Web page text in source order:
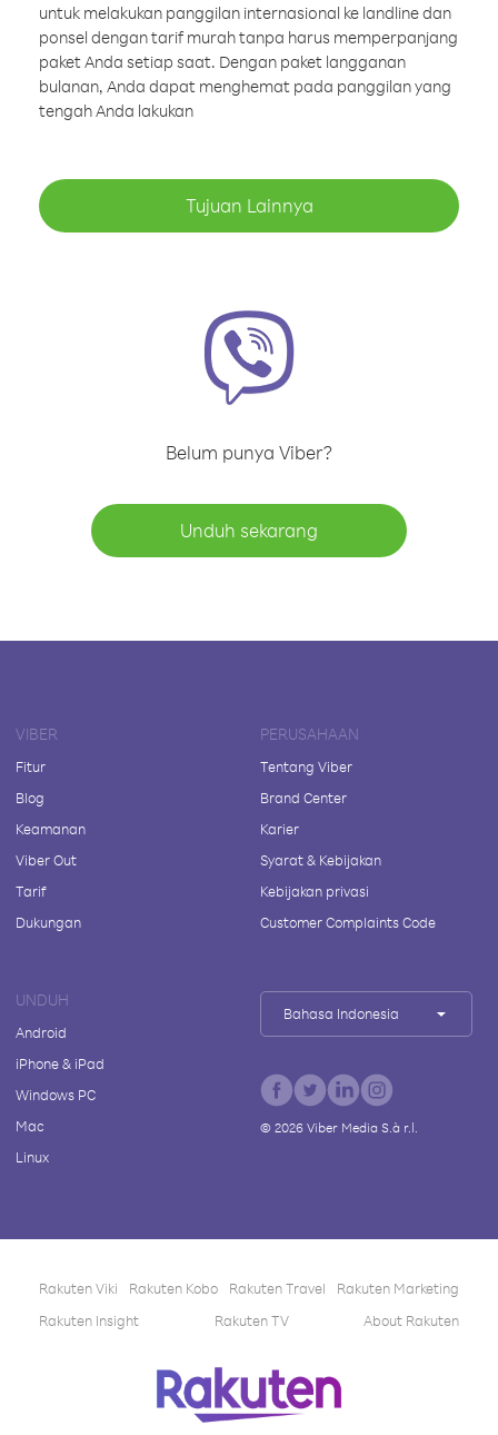
untuk melakukan panggilan internasional ke landline dan
ponsel dengan tarif murah tanpa harus memperpanjang
paket Anda setiap saat. Dengan paket langganan
bulanan, Anda dapat menghemat pada panggilan yang
tengah Anda lakukan
Tujuan Lainnya
Belum punya Viber?
Unduh sekarang
VIBER
Fitur
Blog
Keamanan
Viber Out
Tarif
Dukungan
PERUSAHAAN
Tentang Viber
Brand Center
Karier
Syarat & Kebijakan
Kebijakan privasi
Customer Complaints Code
UNDUH
Android
iPhone & iPad
Windows PC
Mac
Linux
Bahasa Indonesia
© 2026Viber Media S.à r.l.
Rakuten Viki Rakuten Kobo Rakuten Travel
Rakuten Marketing
Rakuten Insight
Rakuten TV About Rakuten